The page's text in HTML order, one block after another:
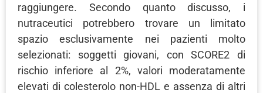
raggiungere. Secondo quanto discusso, i
nutraceutici potrebbero trovare un limitato
spazio esclusivamente nei pazienti molto
selezionati: soggetti giovani, con SCORE2 di
rischio inferiore al 2%, valori moderatamente
elevati di colesterolo non-HDL e assenza di altri